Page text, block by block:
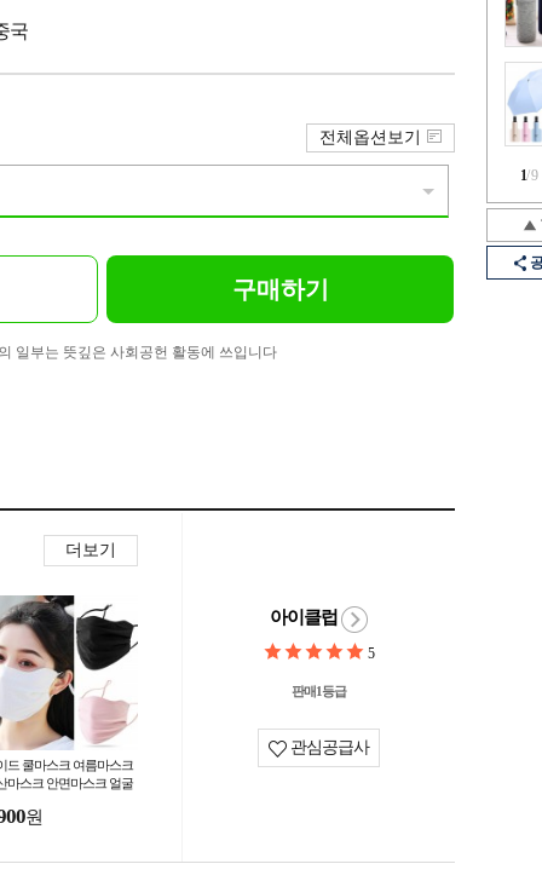
1/9
국
전체옵션보기
구매하기
일부는 뜻깊은 사회공헌 활동에 쓰입니다
더보기
드 쿨마스크 여름마스크
마스크 안면마스크 얼굴
스크 스포츠*
원
아이클럽
5
판매1등급
관심공급사